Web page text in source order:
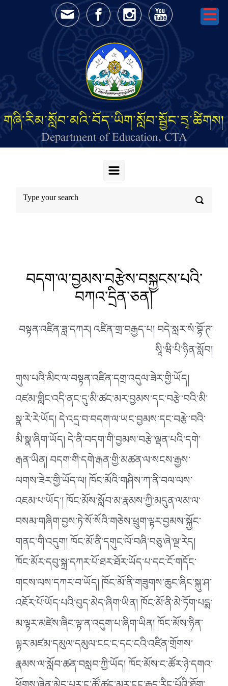
Skip to main content
གཞི་རིམ་སློབ་མའི་བོད་ཡིག་སློབ་སྦྱོང་དྲྭ་ཚིགས།
Department of Education, CTA
བདག་ལ་བྱམས་བརྩེས་བསྐྱངས་པའི་
བཀའ་དྲིན་ཅན།
བསྟན་འཛིན་ཟླ་དཀར། འཛིན་གྲ་བརྒྱད་པ། བདེ་སླར་སཾ་བྷོ་ཊ་
སཱི་ཝི་པི་ཉིན་སློབ།
གུས་པའི་མིང་ལ་བསྟན་འཛིན་དགྲ་འདུལ་ཟེར་གྱི་ཡོད།
འཛམ་གླིང་འདི་ནང་དུ་མི་ཚང་མར་བྱམས་དང་བརྩེ་བའི་མི་
སྣ་རེ་རེ་ཡོད། དེ་འདྲ་བ་བདག་ལ་ཡང་བྱམས་དང་བརྩེ་བའི་
མི་སྣ་ཞིག་ཡོད། དེ་ནི་བདག་གི་བྱམས་བརྩེ་ལྡན་པའི་དགེ་
རྒན་ཡིན། བདག་གི་དགེ་རྒན་གྱི་མཚན་ལ་སངས་རྒྱས་
ལགས་ཟེར་གྱི་ཡོད་ལ། ཁོང་མོའི་གཤིས་ཀ་ནི་བལ་ལས་
འཇམ་པ་ཡོད་། ཁོང་མོས་སློབ་མ་རྣམས་ཀྱི་མདུན་ལམ་ལ་
བསམ་གཞིག་བྱས་ཏེ་སོ་སོའི་གཅེས་ཕྲུག་ལྟར་བྱམས་སྐྱོང་
གནང་གི་འདུག། ཁོང་མོ་ནི་དགུང་ལོ་བཞི་བཅུ་ཞེ་ལྔ་རེད།
ཁོང་མོར་དབུ་སྐྲ་དཀར་པོ་ཐར་ཐོར་ཡོད་པ་དང་ངོ་གདོང་
གངས་ལས་དཀར་བ་ཡོད། ཁོང་མོ་ནི་གཟུགས་ཆུང་ཞིང་སྐུ་ཤ་
འཇོར་པོ་ཡོད་པའི་བུད་མེད་ཞིག་ཡིན། ཁོང་མོ་ནི་མེ་ཏོག་པདྨ་
མ་ལྟར་མཛེས་ཞིང་ལྟ་ན་འདུག་པ་ཞིག་ཡིན། ཁོང་མོས་ཉིན་
ལྟར་མཛམ་དམུལ་དམུལ་ངང་ང་དང་ངའི་འཛིན་གྲོགས་
རྣམས་ལ་སློབ་ཚན་བསླབ་ཀྱི་ཡོད། ཁོང་མོས་ང་ཚོར་ཉེ་དགའ་